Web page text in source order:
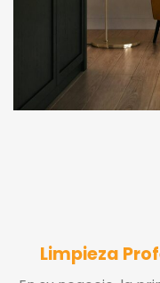
Limpieza